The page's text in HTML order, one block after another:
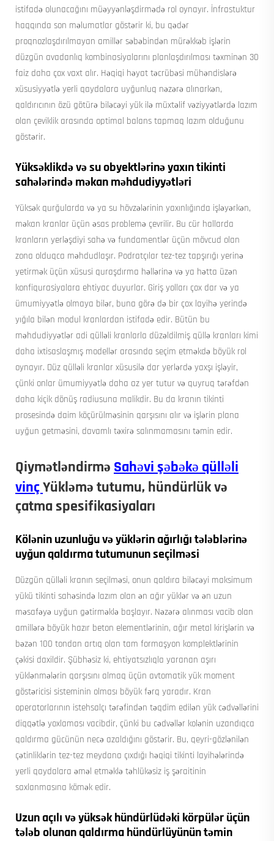
istifadə olunacağını müəyyənləşdirmədə rol oynayır. İnfrastuktur
haqqında son məlumatlar göstərir ki, bu qədər
proqnozlaşdırılmayan amillər səbəbindən mürəkkəb işlərin
düzgün avadanlıq kombinasiyalarını planlaşdırılması təxminən 30
faiz daha çox vaxt alır. Həqiqi həyat təcrübəsi mühəndislərə
xüsusiyyətlə yerli qaydalara uyğunluq nəzərə alınarkən,
qaldırıcının özü götürə biləcəyi yük ilə müxtəlif vəziyyətlərdə lazım
olan çeviklik arasında optimal balans tapmaq lazım olduğunu
göstərir.
Yüksəklikdə və su obyektlərinə yaxın tikinti
sahələrində məkan məhdudiyyətləri
Yüksək qurğularda və ya su hövzələrinin yaxınlığında işləyərkən,
məkan kranlar üçün əsas problemə çevrilir. Bu cür hallarda
kranların yerləşdiyi sahə və fundamentlər üçün mövcud olan
zona olduqca məhdudlaşır. Podratçılar tez-tez tapşırığı yerinə
yetirmək üçün xüsusi quraşdırma həllərinə və ya hətta üzən
konfiqurasiyalara ehtiyac duyurlar. Giriş yolları çox dar və ya
ümumiyyətlə olmaya bilər, buna görə də bir çox layihə yerində
yığıla bilən modul kranlardan istifadə edir. Bütün bu
məhdudiyyətlər adi qülləli kranlarla düzəldilmiş qüllə kranları kimi
daha ixtisaslaşmış modellər arasında seçim etməkdə böyük rol
oynayır. Düz qülləli kranlar xüsusilə dar yerlərdə yaxşı işləyir,
çünki onlar ümumiyyətlə daha az yer tutur və quyruq tərəfdən
daha kiçik dönüş radiusuna malikdir. Bu da kranın tikinti
prosesində daim köçürülməsinin qarşısını alır və işlərin plana
uyğun getməsini, davamlı təxirə salınmamasını təmin edir.
Qiymətləndirmə Sahəvi şəbəkə qülləli
vinçYükləmə tutumu, hündürlük və
çatma spesifikasiyaları
Kölənin uzunluğu və yüklərin ağırlığı tələblərinə
uyğun qaldırma tutumunun seçilməsi
Düzgün qülləli kranın seçilməsi, onun qaldıra biləcəyi maksimum
yükü tikinti sahəsində lazım olan ən ağır yüklər və ən uzun
məsafəyə uyğun gətirməklə başlayır. Nəzərə alınması vacib olan
amillərə böyük hazır beton elementlərinin, ağır metal kirişlərin və
bəzən 100 tondan artıq olan tam formaşyon komplektlərinin
çəkisi daxildir. Şübhəsiz ki, ehtiyatsızlıqla yaranan aşırı
yüklənmələrin qarşısını almaq üçün avtomatik yük moment
göstəricisi sisteminin olması böyük fərq yaradır. Kran
operatorlarının istehsalçı tərəfindən təqdim edilən yük cədvəllərini
diqqətlə yoxlaması vacibdir, çünki bu cədvəllər kolənin uzandıqca
qaldırma gücünün necə azaldığını göstərir. Bu, qeyri-gözlənilən
çətinliklərin tez-tez meydana çıxdığı həqiqi tikinti layihələrində
yerli qaydalara əməl etməklə təhlükəsiz iş şəraitinin
saxlanmasına kömək edir.
Uzun açılı və yüksək hündürlüdəki körpülər üçün
tələb olunan qaldırma hündürlüyünün təmin